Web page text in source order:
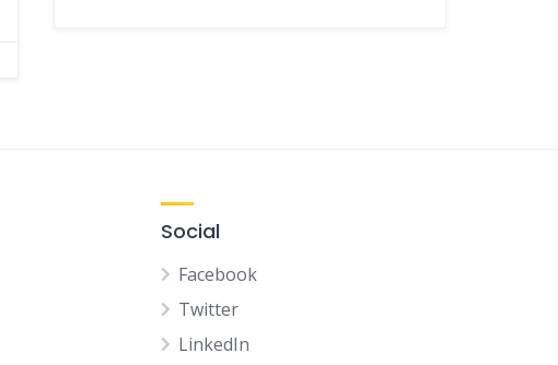
Social
Facebook
Twitter
LinkedIn